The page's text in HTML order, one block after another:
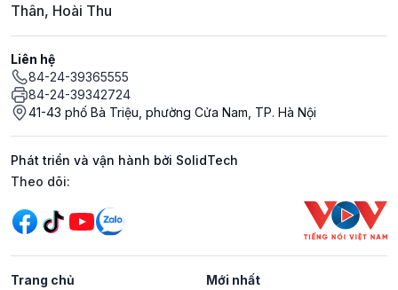
Thân, Hoài Thu
Liên hệ
84-24-39365555
84-24-39342724
41-43 phố Bà Triệu, phường Cửa Nam, TP. Hà Nội
Phát triển và vận hành bởi SolidTech
Mạng xã hội
Theo dõi:
Trang chủ Mới nhất